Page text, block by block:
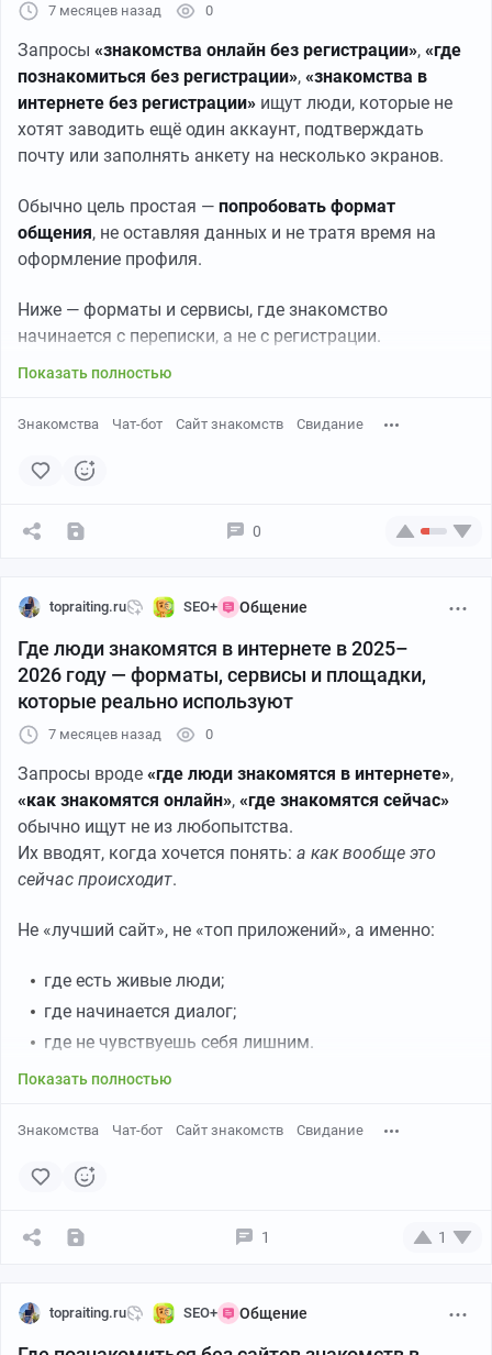
7 месяцев назад 0
Запросы «знакомства онлайн без регистрации», «где
познакомиться без регистрации», «знакомства в
интернете без регистрации» ищут люди, которые не
хотят заводить ещё один аккаунт, подтверждать
почту или заполнять анкету на несколько экранов.
Обычно цель простая — попробовать формат
общения, не оставляя данных и не тратя время на
оформление профиля.
Ниже — форматы и сервисы, где знакомство
начинается с переписки, а не с регистрации.
Показать полностью
Знакомства Чат-бот Сайт знакомств Свидание
0
topraiting.ru SEO+ Общение
Где люди знакомятся в интернете в 2025–
2026 году — форматы, сервисы и площадки,
которые реально используют
7 месяцев назад 0
Запросы вроде «где люди знакомятся в интернете»,
«как знакомятся онлайн», «где знакомятся сейчас»
обычно ищут не из любопытства.
Их вводят, когда хочется понять: а как вообще это
сейчас происходит.
Не «лучший сайт», не «топ приложений», а именно:
где есть живые люди;
где начинается диалог;
где не чувствуешь себя лишним.
Показать полностью
Знакомства Чат-бот Сайт знакомств Свидание
1 1
topraiting.ru SEO+ Общение